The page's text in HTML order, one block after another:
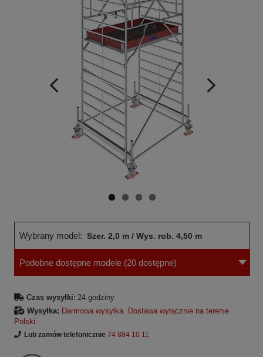
Wcześniejsza
Wybrany model: Szer. 2,0 m / Wys. rob. 4,50 m
Podobne dostępne modele (20 dostępne)
Czas wysyłki: 24 godziny
Wysyłka: Darmowa wysyłka. Dostawa wyłącznie na terenie
Polski
Lub zamów telefonicznie 74 884 10 11